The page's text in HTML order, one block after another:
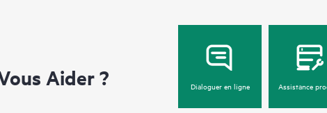
Aider ? Dialoguer en ligne Assistance